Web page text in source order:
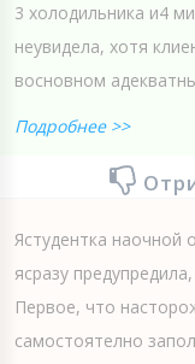
3 холодильника и4
неувидела, хотя
восновном
Подробнее >>
Ястудентка наочной
ясразу
Первое, что
самостоятелно